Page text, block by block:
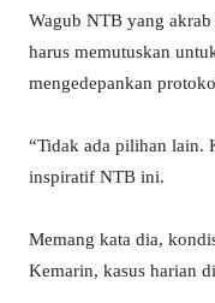
Wagub NTB yang
harus memutuskan
mengedepankan
“Tidak ada pilihan lain.
inspiratif NTB ini.
Memang kata dia,
Kemarin, kasus harian